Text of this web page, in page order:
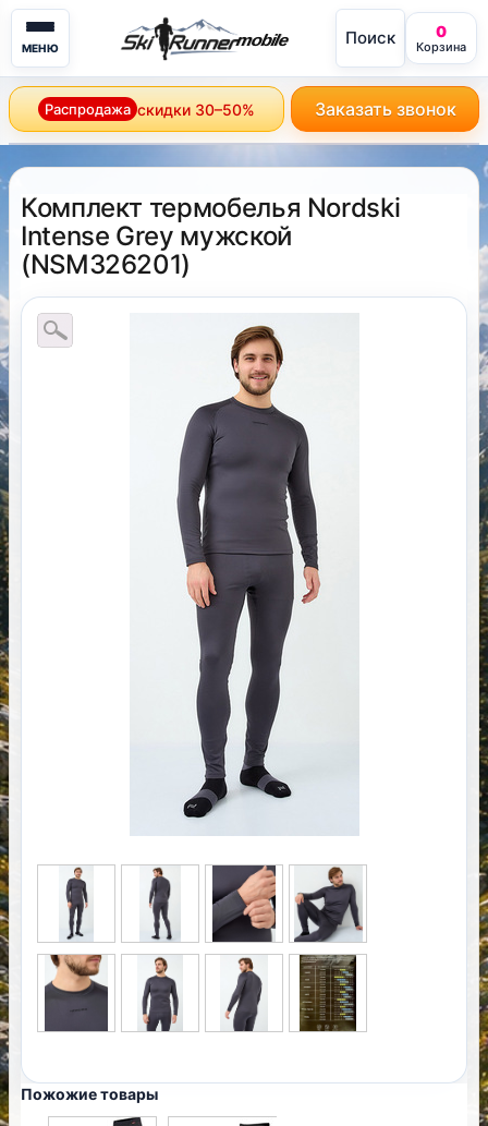
МЕНЮ mobile Поиск 0
Корзина
Распродажа скидки 30–50% Заказать звонок
Комплект термобелья Nordski
Intense Grey мужской
(NSM326201)
Пожожие товары